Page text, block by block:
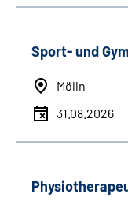
Sport- und
Mölln
31.08.2026